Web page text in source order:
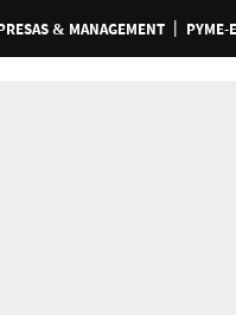
& MANAGEMENT PYME-